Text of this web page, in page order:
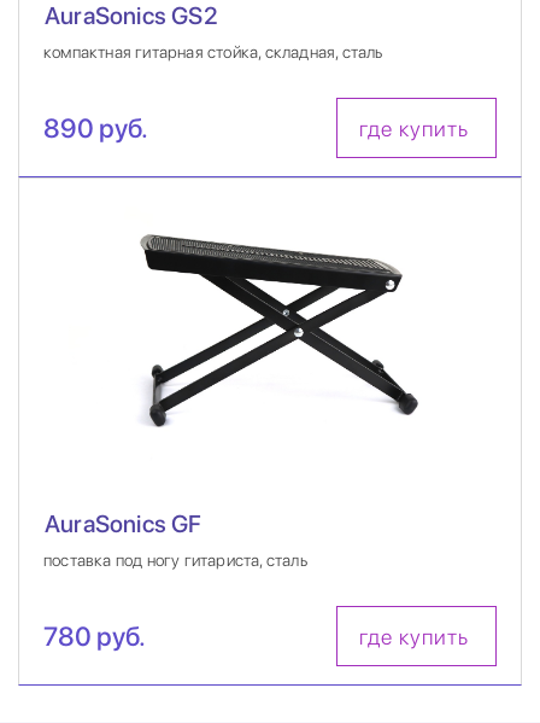
AuraSonics GS2
компактная гитарная стойка, складная, сталь
890 руб. где купить
AuraSonics GF
поставка под ногу гитариста, сталь
780 руб. где купить